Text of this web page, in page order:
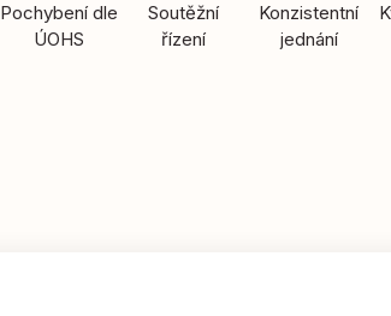
Pochybení dle
ÚOHS
Soutěžní
řízení
Konzistentní
jednání